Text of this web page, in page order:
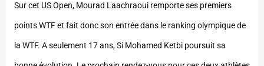
Sur cet US Open, Mourad Laachraoui remporte ses premiers
points WTF et fait donc son entrée dans le ranking olympique de
la WTF. A seulement 17 ans, Si Mohamed Ketbi poursuit sa